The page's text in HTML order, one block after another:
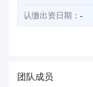
认缴出资日期： -
团队成员